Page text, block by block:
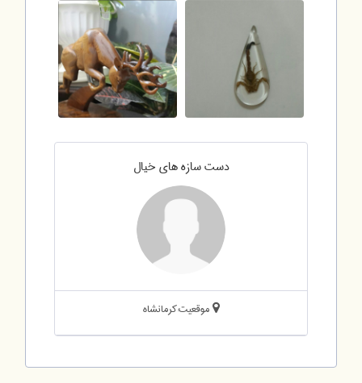
دست سازه های خیال
موقعیت:کرمانشاه